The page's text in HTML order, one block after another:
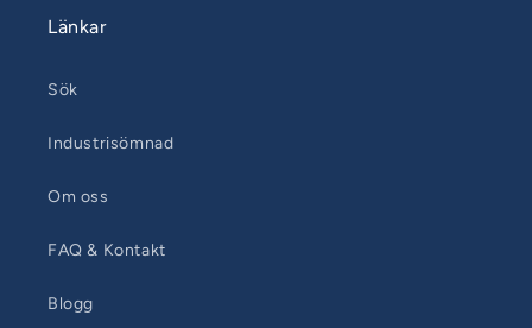
Länkar
Sök
Industrisömnad
Om oss
FAQ & Kontakt
Blogg